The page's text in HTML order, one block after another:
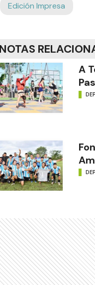
Edición Impresa
NOTAS
A